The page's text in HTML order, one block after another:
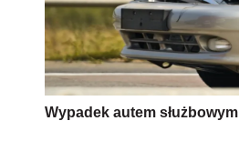
Wypadek autem służbowym